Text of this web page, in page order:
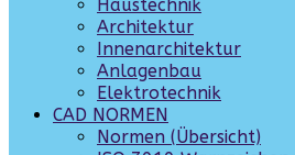
Haustechnik
Architektur
Innenarchitektur
Anlagenbau
Elektrotechnik
CAD NORMEN
Normen (Übersicht)